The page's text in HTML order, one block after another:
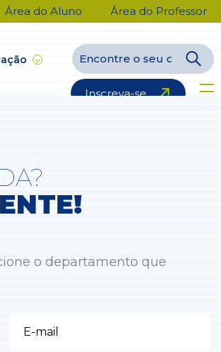
Área do Aluno Área do Professor
Inscreva-se
o departamento que